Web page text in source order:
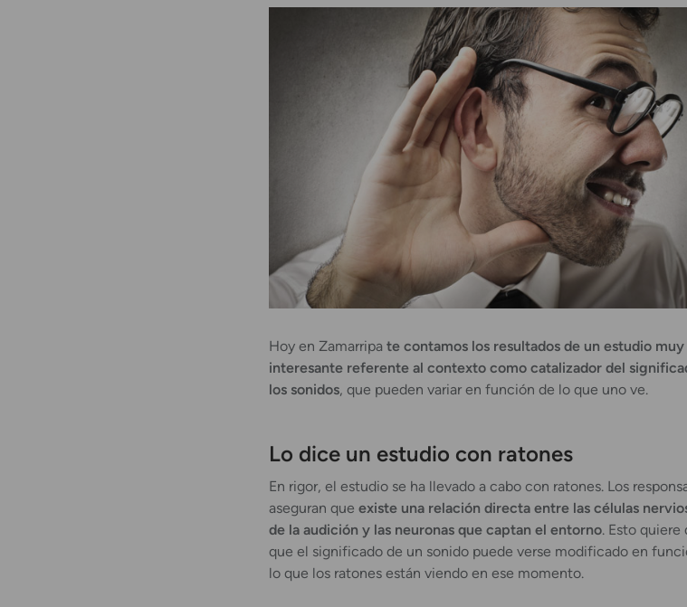
Hoy en Zamarripa te contamos los resultados de un estudio muy
interesante referente al contexto como catalizador del
los sonidos, que pueden variar en función de lo que uno ve.
Lo dice un estudio con ratones
En rigor, el estudio se ha llevado a cabo con ratones. Los
aseguran que existe una relación directa entre las células
de la audición y las neuronas que captan el entorno. Esto quiere
que el significado de un sonido puede verse modificado en
lo que los ratones están viendo en ese momento.